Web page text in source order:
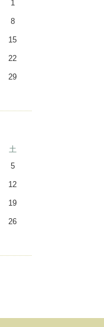
1
8
15
22
29
土
5
12
19
26